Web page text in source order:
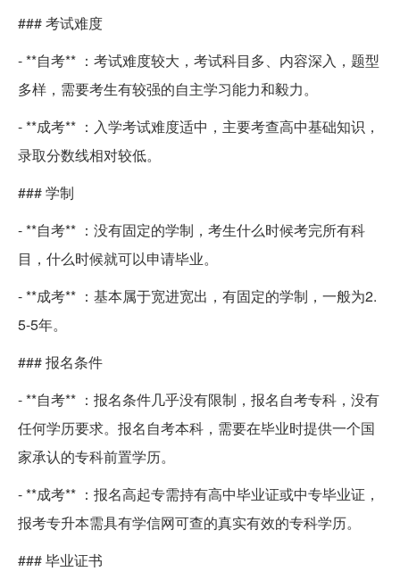
### 考试难度
- **自考** ：考试难度较大，考试科目多、内容深入，题型
多样，需要考生有较强的自主学习能力和毅力。
- **成考** ：入学考试难度适中，主要考查高中基础知识，
录取分数线相对较低。
### 学制
- **自考** ：没有固定的学制，考生什么时候考完所有科
目，什么时候就可以申请毕业。
- **成考** ：基本属于宽进宽出，有固定的学制，一般为2.
5-5年。
### 报名条件
- **自考** ：报名条件几乎没有限制，报名自考专科，没有
任何学历要求。报名自考本科，需要在毕业时提供一个国
家承认的专科前置学历。
- **成考** ：报名高起专需持有高中毕业证或中专毕业证，
报考专升本需具有学信网可查的真实有效的专科学历。
### 毕业证书